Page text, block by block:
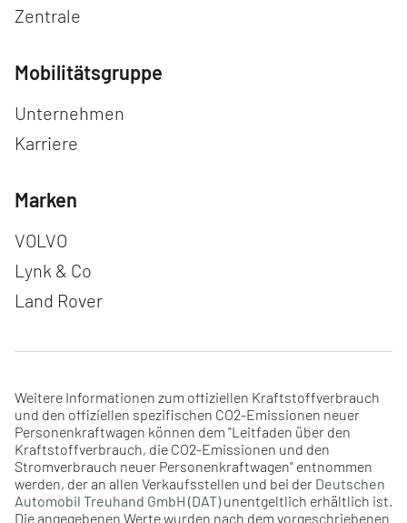
Zentrale
Mobilitätsgruppe
Navigation überspringen
Unternehmen
Karriere
Marken
Navigation überspringen
VOLVO
Lynk & Co
Land Rover
Weitere Informationen zum offiziellen Kraftstoffverbrauch
und den offiziellen spezifischen CO2-Emissionen neuer
Personenkraftwagen können dem "Leitfaden über den
Kraftstoffverbrauch, die CO2-Emissionen und den
Stromverbrauch neuer Personenkraftwagen" entnommen
werden, der an allen Verkaufsstellen und bei der Deutschen
Automobil Treuhand GmbH (DAT)unentgeltlich erhältlich ist.
Die angegebenen Werte wurden nach dem vorgeschriebenen